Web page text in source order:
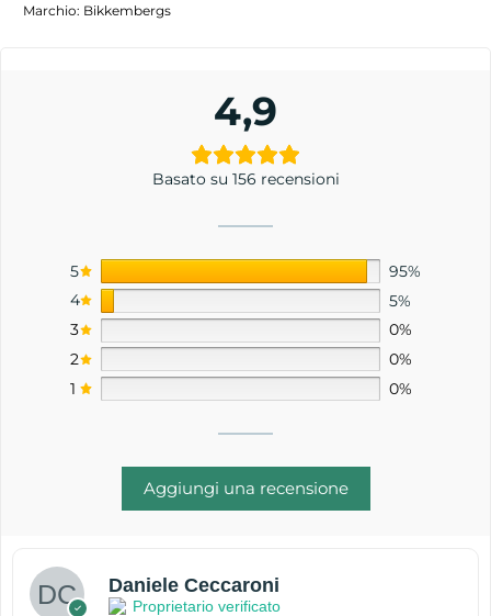
Marchio: Bikkembergs
4,9
Basato su 156 recensioni
5
95%
4
5%
3
0%
2
0%
1
0%
Aggiungi una recensione
Daniele Ceccaroni
Proprietario verificato